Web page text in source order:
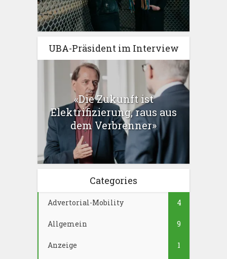
UBA-Präsident im Interview
«Die Zukunft ist
Elektrifizierung, raus aus
dem Verbrenner»
Categories
Advertorial-Mobility 4
Allgemein 9
Anzeige 1